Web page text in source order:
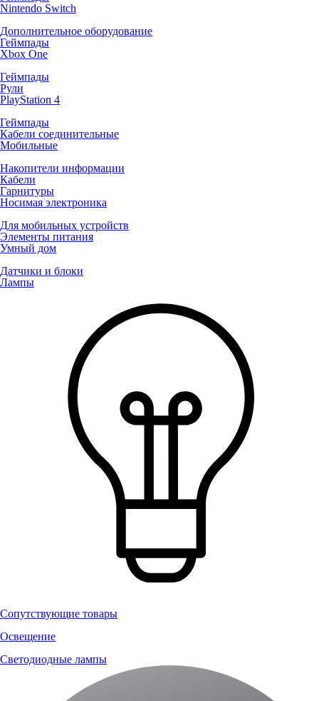
Nintendo Switch
Дополнительное оборудование
Геймпады
Xbox One
Геймпады
Рули
PlayStation 4
Геймпады
Кабели соединительные
Мобильные
Накопители информации
Кабели
Гарнитуры
Носимая электроника
Для мобильных устройств
Элементы питания
Умный дом
Датчики и блоки
Лампы
Сопутствующие товары
Освещение
Светодиодные лампы